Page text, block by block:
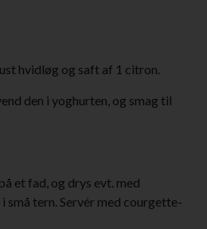
hvidløg og saft af 1 citron.
den i yoghurten, og smag til
et fad, og drys evt. med
tern. Servér med courgette-